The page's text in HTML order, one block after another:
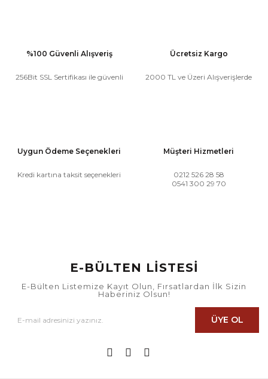
%100 Güvenli Alışveriş
256Bit SSL Sertifikası ile güvenli
Ücretsiz Kargo
2000 TL ve Üzeri Alışverişlerde
Uygun Ödeme Seçenekleri
Kredi kartına taksit seçenekleri
Müşteri Hizmetleri
0212 526 28 58
0541 300 29 70
E-BÜLTEN LİSTESİ
E-Bülten Listemize Kayıt Olun, Fırsatlardan İlk Sizin
Haberiniz Olsun!
ÜYE OL